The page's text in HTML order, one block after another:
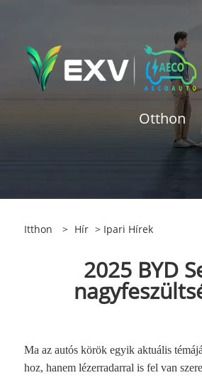
Otthon
Itthon > Hír > Ipari Hírek
2025 BYD
Ma az autós körök egyik aktuális
hoz, hanem lézerradarral is fel van